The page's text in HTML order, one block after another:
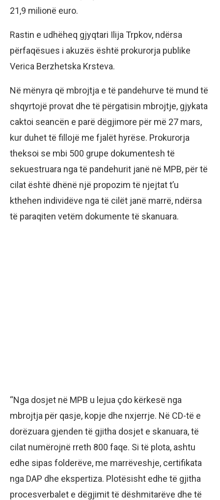
21,9 milionë euro.
Rastin e udhëheq gjyqtari Ilija Trpkov, ndërsa
përfaqësues i akuzës është prokurorja publike
Verica Berzhetska Krsteva.
Në mënyra që mbrojtja e të pandehurve të mund të
shqyrtojë provat dhe të përgatisin mbrojtje, gjykata
caktoi seancën e parë dëgjimore për më 27 mars,
kur duhet të fillojë me fjalët hyrëse. Prokurorja
theksoi se mbi 500 grupe dokumentesh të
sekuestruara nga të pandehurit janë në MPB, për të
cilat është dhënë një propozim të njejtat t’u
kthehen individëve nga të cilët janë marrë, ndërsa
të paraqiten vetëm dokumente të skanuara.
“Nga dosjet në MPB u lejua çdo kërkesë nga
mbrojtja për qasje, kopje dhe nxjerrje. Në CD-të e
dorëzuara gjenden të gjitha dosjet e skanuara, të
cilat numërojnë rreth 800 faqe. Si të plota, ashtu
edhe sipas folderëve, me marrëveshje, certifikata
nga DAP dhe ekspertiza. Plotësisht edhe të gjitha
procesverbalet e dëgjimit të dëshmitarëve dhe të